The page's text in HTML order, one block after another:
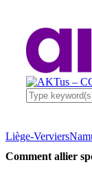
Liège-Verviers
Comment allier